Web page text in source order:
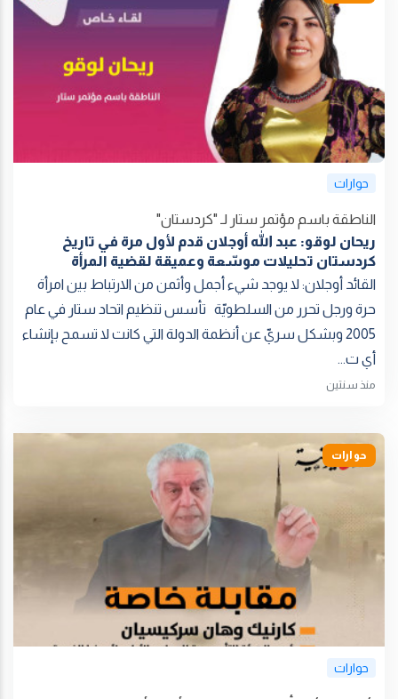
حوارات
الناطقة باسم مؤتمر ستار لـ "كردستان"
ريحان لوقو: عبد الله أوجلان قدم لأول مرة في تاريخ
كردستان تحليلات موسّعة وعميقة لقضية المرأة
القائد أوجلان: لا يوجد شيء أجمل وأثمن من الارتباط بين امرأة
حرة ورجل تحرر من السلطويّة تأسس تنظيم اتحاد ستار في عام
2005 وبشكل سريّ عن أنظمة الدولة التي كانت لا تسمح بإنشاء
أي ت...
منذ سنتين
حوارات
حوارات